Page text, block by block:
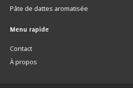
Pâte de dattes aromatisée
Menu rapide
Contact
À propos